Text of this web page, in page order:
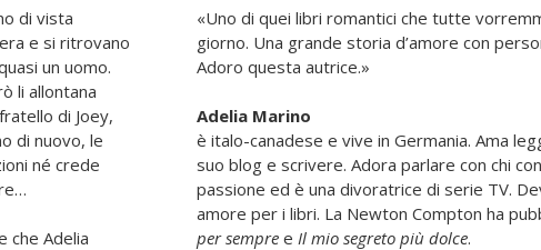
di vista
e si ritrovano
un uomo.
li allontana
di Joey,
di nuovo, le
né crede
che Adelia
«Uno di quei libri romantici che tutte
giorno. Una grande storia d’amore con
Adoro questa autrice.»
Adelia Marino
è italo-canadese e vive in Germania. Ama
suo blog e scrivere. Adora parlare con chi
passione ed è una divoratrice di serie TV.
amore per i libri. La Newton Compton ha
per sempre e Il mio segreto più dolce.